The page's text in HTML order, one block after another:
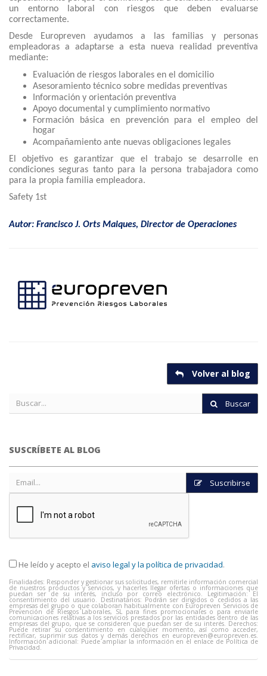
un entorno laboral con riesgos que deben evaluarse
correctamente.
Desde Europreven ayudamos a las familias y personas
empleadoras a adaptarse a esta nueva realidad preventiva
mediante:
Evaluación de riesgos laborales en el domicilio
Asesoramiento técnico sobre medidas preventivas
Información y orientación preventiva
Apoyo documental y cumplimiento normativo
Formación básica en prevención para el empleo del
hogar
Acompañamiento ante nuevas obligaciones legales
El objetivo es garantizar que el trabajo se desarrolle en
condiciones seguras tanto para la persona trabajadora como
para la propia familia empleadora.
Safety 1st
Autor: Francisco J. Orts Maiques, Director de Operaciones
Volver al blog
Buscar
SUSCRÍBETE AL BLOG
Suscribirse
He leído y acepto el aviso legal y la política de privacidad.
Finalidades: Responder y gestionar sus solicitudes, remitirle información comercial
de nuestros productos y servicios, y hacerles llegar ofertas o informaciones que
puedan ser de su interés, incluso por correo electrónico. Legitimación: El
consentimiento del usuario. Destinatarios: Podrán ser dirigidos o cedidos a las
empresas del grupo o que colaboran habitualmente con Europreven Servicios de
Prevención de Riesgos Laborales, SL para fines promocionales o para enviarle
comunicaciones relativas a los servicios prestados por las entidades dentro de las
empresas del grupo, que se consideren que puedan ser de su interés. Derechos:
Puede retirar su consentimiento en cualquier momento, así como acceder,
rectificar, suprimir sus datos y demás derechos en europreven@europreven.es.
Información adicional: Puede ampliar la información en el enlace de Política de
Privacidad.